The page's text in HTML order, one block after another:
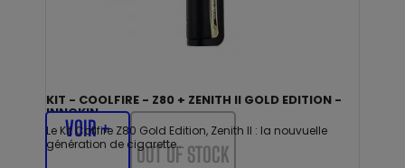
KIT - COOLFIRE - Z80 + ZENITH II GOLD EDITION -
INNOKIN
Le Kit Collfire Z80 Gold Edition, Zenith II : la nouvuelle
génération de cigarette...
VOIR +
OUT OF STOCK